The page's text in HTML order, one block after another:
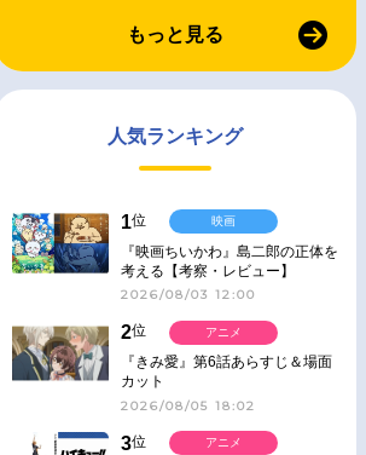
もっと見る
人気ランキング
1位
『映画ちいかわ』島二郎の正体を
考える【考察・レビュー】
2026/08/03 12:00
映画
2位
『きみ愛』第6話あらすじ＆場面
カット
2026/08/05 18:02
アニメ
3位
アニメ